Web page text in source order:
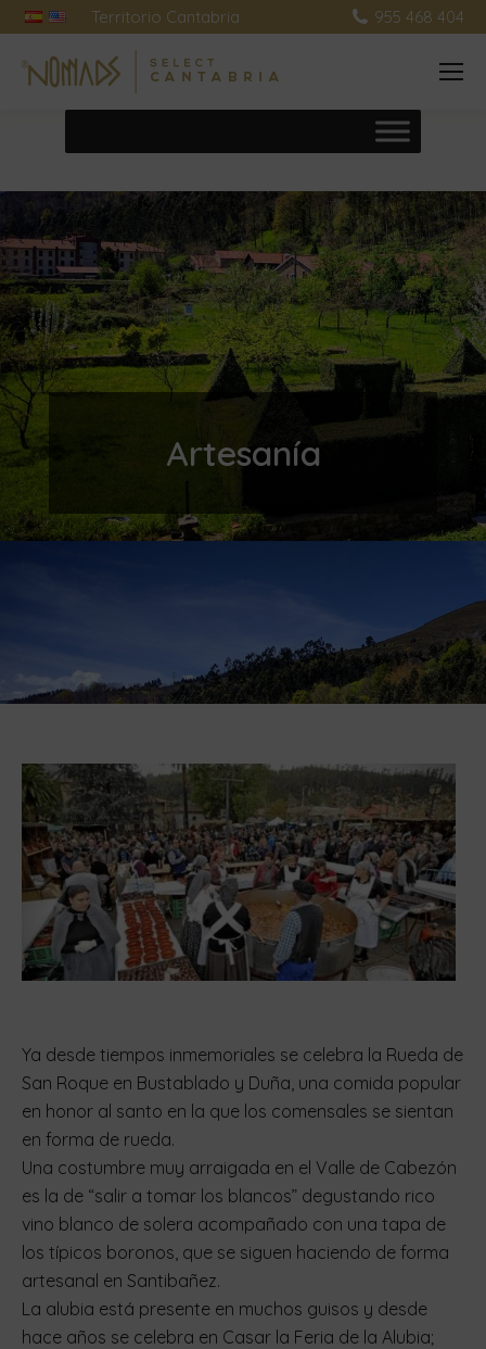
Territorio Cantabria 955 468 404
Artesanía
Ya desde tiempos inmemoriales se celebra la Rueda de
San Roque en Bustablado y Duña, una comida popular
en honor al santo en la que los comensales se sientan
en forma de rueda.
Una costumbre muy arraigada en el Valle de Cabezón
es la de “salir a tomar los blancos” degustando rico
vino blanco de solera acompañado con una tapa de
los típicos boronos, que se siguen haciendo de forma
artesanal en Santibañez.
La alubia está presente en muchos guisos y desde
hace años se celebra en Casar la Feria de la Alubia;